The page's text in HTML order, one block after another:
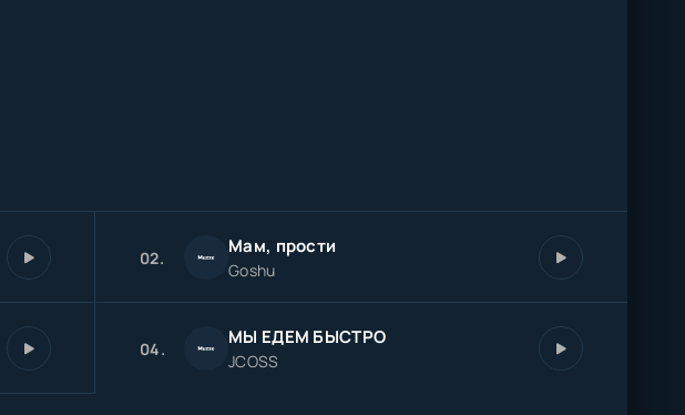
02. Мам, прости
Goshu
04. МЫ ЕДЕМ БЫСТРО
JCOSS